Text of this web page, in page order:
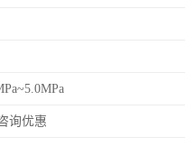
询优惠